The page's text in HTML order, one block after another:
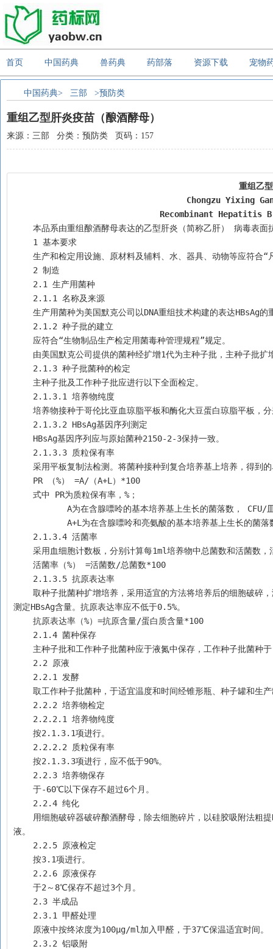
首页 中国药典 兽药典 药部落 资源下载 宠物
中国药典> 三部 >预防类
重组乙型肝炎疫苗（酿酒酵母）
来源：三部 分类：预防类 页码：157
重组乙
Chongzu Yixing
Recombinant Hepatitis
本品系由重组酿酒酵母表达的乙型肝炎（简称乙肝） 病毒
    1 基本要求
生产和检定用设施、原材料及辅料、水、器具、动物等应符合
    2 制造
    2.1 生产用菌种
    2.1.1 名称及来源
生产用菌种为美国默克公司以DNA重组技术构建的表达
    2.1.2 种子批的建立
    应符合“生物制品生产检定用菌毒种管理规程”规定。
由美国默克公司提供的菌种经扩增1代为主种子批，主种子批
    2.1.3 种子批菌种的检定
    主种子批及工作种子批应进行以下全面检定。
    2.1.3.1 培养物纯度
培养物接种于哥伦比亚血琼脂平板和酶化大豆蛋白琼脂平
    2.1.3.2 HBsAg基因序列测定
    HBsAg基因序列应与原始菌种2150-2-3保持一致。
    2.1.3.3 质粒保有率
采用平板复制法检测。将菌种接种到复合培养基上培养，得
    PR （%） =A/（A+L）*100
    式中 PR为质粒保有率，%；
A为在含腺嘌呤的基本培养基上生长的菌落数， CFU/
A+L为在含腺嘌呤和亮氨酸的基本培养基上生长的
    2.1.3.4 活菌率
采用血细胞计数板，分别计算每1ml培养物中总菌数和活菌数
    活菌率（%） =活菌数/总菌数*100
    2.1.3.5 抗原表达率
测定HBsAg含量。抗原表达率应不低于0.5%。
    抗原表达率（%）=抗原含量/蛋白质含量*100
    2.1.4 菌种保存
主种子批和工作种子批菌种应于液氮中保存，工作种子批菌
    2.2 原液
    2.2.1 发酵
取工作种子批菌种，于适宜温度和时间经锥形瓶、种子罐和
    2.2.2 培养物检定
    2.2.2.1 培养物纯度
    按2.1.3.1项进行。
    2.2.2.2 质粒保有率
    按2.1.3.3项进行，应不低于90%。
    2.2.3 培养物保存
    于-60℃以下保存不超过6个月。
    2.2.4 纯化
液。
    2.2.5 原液检定
    按3.1项进行。
    2.2.6 原液保存
    于2～8℃保存不超过3个月。
    2.3 半成品
    2.3.1 甲醛处理
    原液中按终浓度为100μg/ml加入甲醛，于37℃保温适宜时间。
    2.3.2 铝吸附